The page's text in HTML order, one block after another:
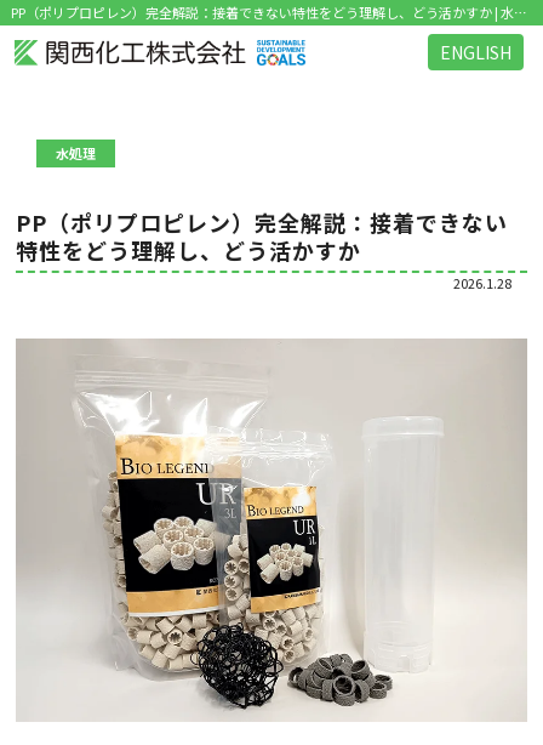
PP（ポリプロピレン）完全解説：接着できない特性をどう理解し、どう活かすか | 水処理部品の開発・販売で培った独自の技術と微生物研究のノウハウを活かした環境関連ビジネス を展開
ENGLISH
水処理
PP（ポリプロピレン）完全解説：接着できない
特性をどう理解し、どう活かすか
2026.1.28